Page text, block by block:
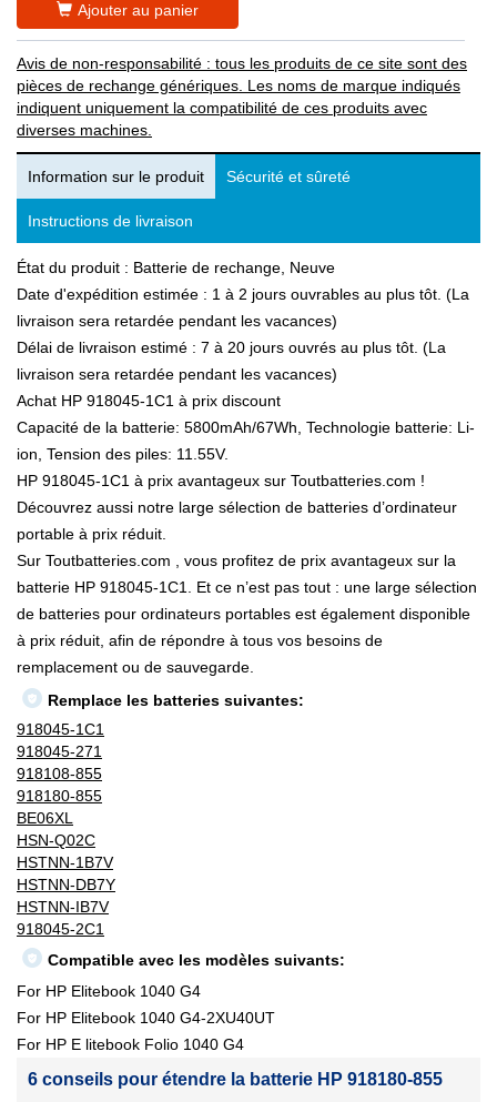
Ajouter au panier
Avis de non-responsabilité : tous les produits de ce site sont des
pièces de rechange génériques. Les noms de marque indiqués
indiquent uniquement la compatibilité de ces produits avec
diverses machines.
Information sur le produit Sécurité et sûreté
Instructions de livraison
État du produit : Batterie de rechange, Neuve
Date d'expédition estimée : 1 à 2 jours ouvrables au plus tôt. (La
livraison sera retardée pendant les vacances)
Délai de livraison estimé : 7 à 20 jours ouvrés au plus tôt. (La
livraison sera retardée pendant les vacances)
Achat HP 918045-1C1 à prix discount
Capacité de la batterie: 5800mAh/67Wh, Technologie batterie: Li-
ion, Tension des piles: 11.55V.
HP 918045-1C1 à prix avantageux sur Toutbatteries.com !
Découvrez aussi notre large sélection de batteries d’ordinateur
portable à prix réduit.
Sur Toutbatteries.com , vous profitez de prix avantageux sur la
batterie HP 918045-1C1. Et ce n’est pas tout : une large sélection
de batteries pour ordinateurs portables est également disponible
à prix réduit, afin de répondre à tous vos besoins de
remplacement ou de sauvegarde.
Remplace les batteries suivantes:
918045-1C1
918045-271
918108-855
918180-855
BE06XL
HSN-Q02C
HSTNN-1B7V
HSTNN-DB7Y
HSTNN-IB7V
918045-2C1
Compatible avec les modèles suivants:
For HP Elitebook 1040 G4
For HP Elitebook 1040 G4-2XU40UT
For HP E litebook Folio 1040 G4
6 conseils pour étendre la batterie HP 918180-855